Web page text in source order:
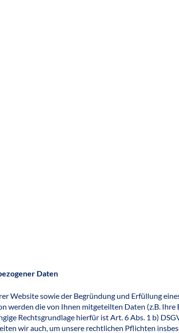
Daten
Website sowie der Begründung und Erfüllung
die von Ihnen mitgeteilten Daten (z.B. Ihre
Rechtsgrundlage hierfür ist Art. 6 Abs. 1 b)
wir auch, um unsere rechtlichen Pflichten